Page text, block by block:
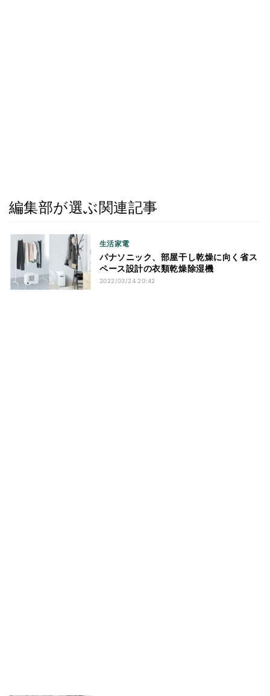
編集部が選ぶ関連記事
生活家電
パナソニック、部屋干し乾燥に向く省ス
ペース設計の衣類乾燥除湿機
2022/03/24 20:42